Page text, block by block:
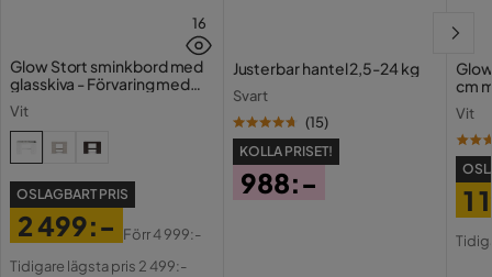
16
Glow Stort sminkbord med
glasskiva - Förvaring med
Vit
OSLAGBART PRIS
Pris
2 499:-
Original
Förr4 999:-
Tidigare lägsta pris 2 499:-
Justerbar hantel 2,5-24 kg
Svart
(15)
KOLLA PRISET!
988:-
cm
Vit
1